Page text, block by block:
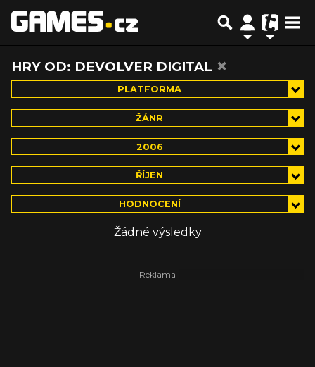
HRY OD: DEVOLVER DIGITAL ×
PLATFORMA
ŽÁNR
2006
ŘÍJEN
HODNOCENÍ
Žádné výsledky